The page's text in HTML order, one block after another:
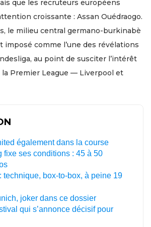
que les recruteurs européens
croissante : Assan Ouédraogo.
le milieu central germano-burkinabè
imposé comme l’une des révélations
au point de susciter l’intérêt
la Premier League — Liverpool et
également dans la course
fixe ses conditions : 45 à 50
technique, box-to-box, à peine 19
joker dans ce dossier
qui s’annonce décisif pour